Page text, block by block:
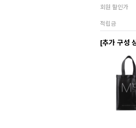
회원 할인가
적립금
[추가 구성